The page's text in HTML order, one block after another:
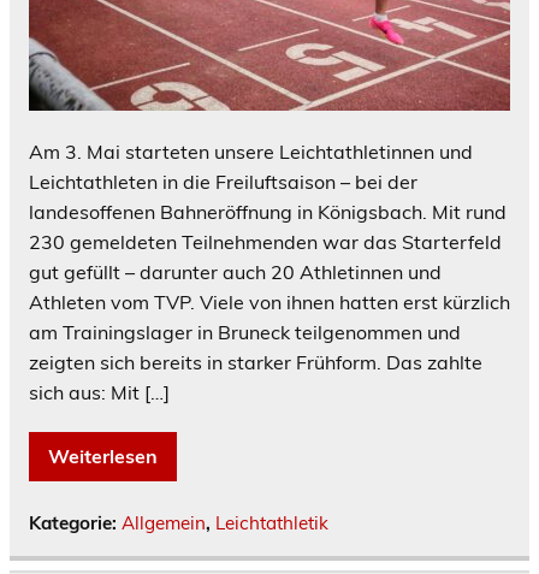
Am 3. Mai starteten unsere Leichtathletinnen und
Leichtathleten in die Freiluftsaison – bei der
landesoffenen Bahneröffnung in Königsbach. Mit rund
230 gemeldeten Teilnehmenden war das Starterfeld
gut gefüllt – darunter auch 20 Athletinnen und
Athleten vom TVP. Viele von ihnen hatten erst kürzlich
am Trainingslager in Bruneck teilgenommen und
zeigten sich bereits in starker Frühform. Das zahlte
sich aus: Mit […]
Weiterlesen
Kategorie: Allgemein, Leichtathletik